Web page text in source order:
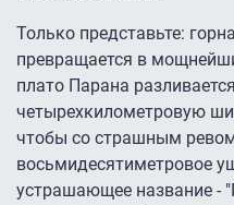
Только представьте:
превращается в
плато Парана
четырехкилометровую
чтобы со страшным
восьмидесятиметровое
устрашающее название -